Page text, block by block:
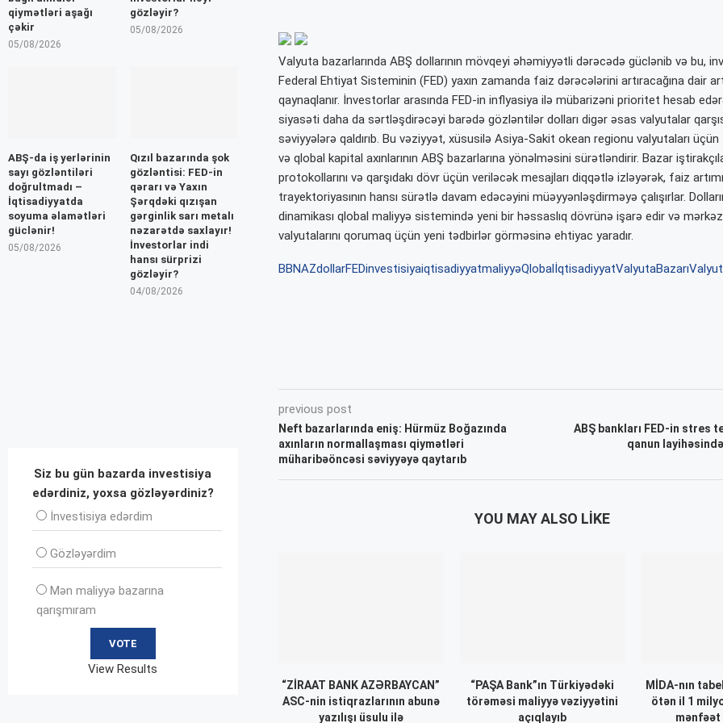
Valyuta bazarlarında ABŞ dollarının mövqeyi əhəmiyyətli dərəcədə güclənib və bu,
Federal Ehtiyat Sisteminin (FED) yaxın zamanda faiz dərəcələrini artıracağına dair
qaynaqlanır. İnvestorlar arasında FED-in inflyasiya ilə mübarizəni prioritet hesab
siyasəti daha da sərtləşdirəcəyi barədə gözləntilər dolları digər əsas valyutalar
səviyyələrə qaldırıb. Bu vəziyyət, xüsusilə Asiya-Sakit okean regionu valyutaları üçün
və qlobal kapital axınlarının ABŞ bazarlarına yönəlməsini sürətləndirir. Bazar
protokollarını və qarşıdakı dövr üçün veriləcək mesajları diqqətlə izləyərək, faiz artımı
trayektoriyasının hansı sürətlə davam edəcəyini müəyyənləşdirməyə çalışırlar.
dinamikası qlobal maliyyə sistemində yeni bir həssaslıq dövrünə işarə edir və
valyutalarını qorumaq üçün yeni tədbirlər görməsinə ehtiyac yaradır.
BBNAZdollarFEDinvestisiyaiqtisadiyyatmaliyyəQlobalİqtisadiyyatValyutaBazarı
previous post
Neft bazarlarında eniş: Hürmüz Boğazında
axınların normallaşması qiymətləri
müharibəöncəsi səviyyəyə qaytarıb
ABŞ bankları FED-in stres
qanun
YOU MAY ALSO LIKE
“ZİRAAT BANK AZƏRBAYCAN”
ASC-nin istiqrazlarının abunə
yazılışı üsulu ilə
“PAŞA Bank”ın Türkiyədəki
törəməsi maliyyə vəziyyətini
açıqlayıb
MİDA-nın
ötən il 1
mənfəət
qiymətləri aşağı
çəkir
05/08/2026
gözləyir?
05/08/2026
ABŞ-da iş yerlərinin
sayı gözləntiləri
doğrultmadı –
İqtisadiyyatda
soyuma əlamətləri
güclənir!
05/08/2026
Qızıl bazarında şok
gözləntisi: FED-in
qərarı və Yaxın
Şərqdəki qızışan
gərginlik sarı metalı
nəzarətdə saxlayır!
İnvestorlar indi
hansı sürprizi
gözləyir?
04/08/2026
Siz bu gün bazarda investisiya
edərdiniz, yoxsa gözləyərdiniz?
İnvеstisiya edərdim
Gözləyərdim
Mən maliyyə bazarına
qarışmıram
View Results